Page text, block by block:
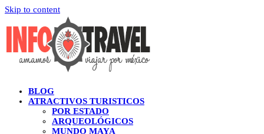
Skip to content
BLOG
ATRACTIVOS TURISTICOS
POR ESTADO
ARQUEOLÓGICOS
MUNDO MAYA